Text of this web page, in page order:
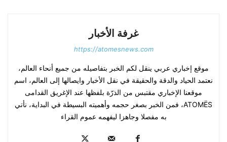
غرفة الأخبار
https://atomesnews.com
موقع إخباري عربي ينقل لكم الخبر بتفاصيله من جميع أنحاء العالم،
نعتمد الحياد والدقة والحقيقة في نقل الأخبار وايصالها إلى العالم، اسم
موقعنا الإخباري مقتبس من الذرّة بلفظها عند الإغريق القدامى
ATOMËS، فمن الخبر بصغر حجمه وأهميته البسيطة في البداية، نأتي
به مفصلا وجاهزا ليفهمه عموم القراء